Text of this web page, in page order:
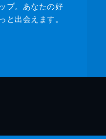
プ。あなたの好
と出会えます。